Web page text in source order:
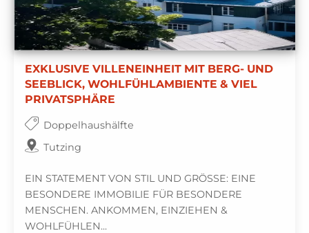
EXKLUSIVE VILLENEINHEIT MIT BERG- UND
SEEBLICK, WOHLFÜHLAMBIENTE & VIEL
PRIVATSPHÄRE
Doppelhaushälfte
Tutzing
EIN STATEMENT VON STIL UND GRÖSSE: EINE
BESONDERE IMMOBILIE FÜR BESONDERE
MENSCHEN. ANKOMMEN, EINZIEHEN &
WOHLFÜHLEN...